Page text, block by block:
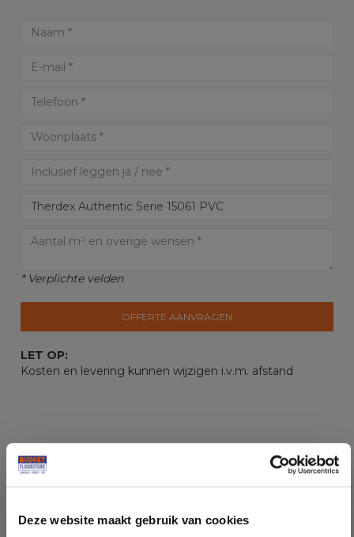
Deze website maakt gebruik van cookies
* Verplichte velden
OFFERTE AANVRAGEN
LET OP:
Kosten en levering kunnen wijzigen i.v.m. afstand
Soort vloer: Rechte Plank Lijm